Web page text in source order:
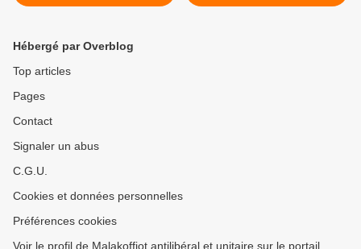
Hébergé par Overblog
Top articles
Pages
Contact
Signaler un abus
C.G.U.
Cookies et données personnelles
Préférences cookies
Voir le profil de Malakoffiot antilibéral et unitaire sur le portail